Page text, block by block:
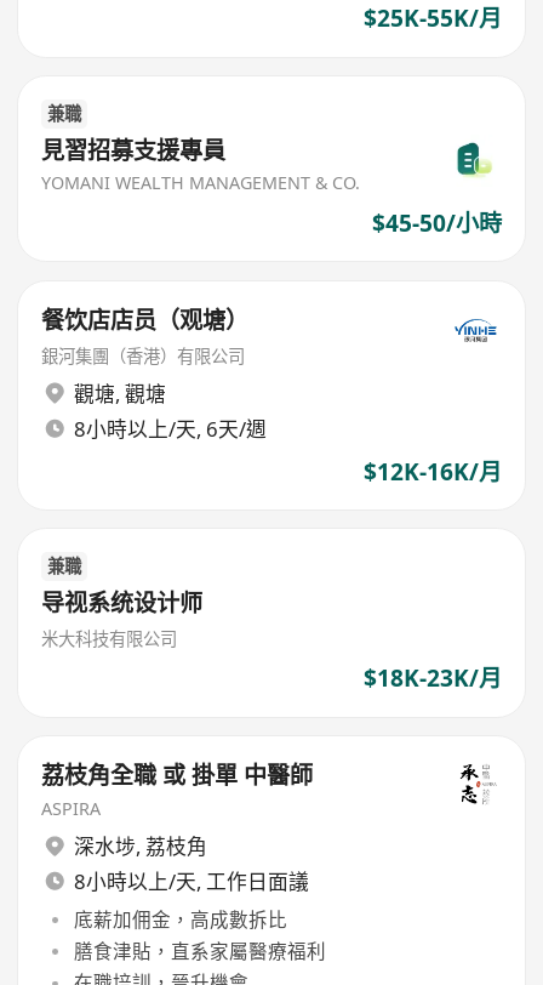
$25K-55K/月
兼職
見習招募支援專員
YOMANI WEALTH MANAGEMENT & CO.
$45-50/小時
餐饮店店员（观塘）
銀河集團（香港）有限公司
觀塘, 觀塘
8小時以上/天, 6天/週
$12K-16K/月
兼職
导视系统设计师
米大科技有限公司
$18K-23K/月
荔枝角全職 或 掛單 中醫師
ASPIRA
深水埗, 荔枝角
8小時以上/天, 工作日面議
底薪加佣金，高成數拆比
膳食津貼，直系家屬醫療福利